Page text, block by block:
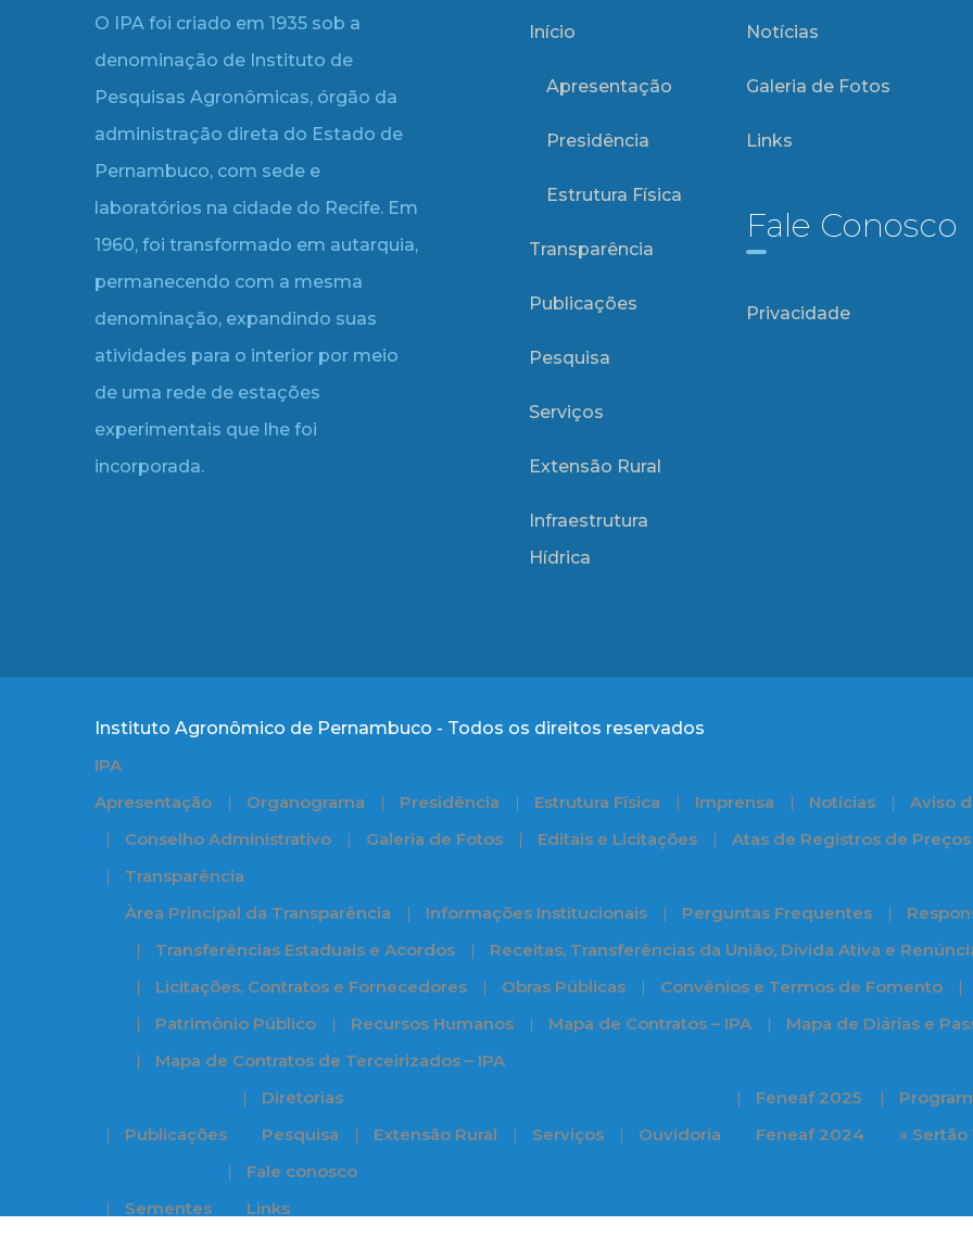
O IPA foi criado em 1935 sob a
denominação de Instituto de
Pesquisas Agronômicas, órgão da
administração direta do Estado de
Pernambuco, com sede e
laboratórios na cidade do Recife. Em
1960, foi transformado em autarquia,
permanecendo com a mesma
denominação, expandindo suas
atividades para o interior por meio
de uma rede de estações
experimentais que lhe foi
incorporada.
Início
Apresentação
Presidência
Estrutura Física
Transparência
Publicações
Pesquisa
Serviços
Extensão Rural
Infraestrutura
Hídrica
Notícias
Galeria de Fotos
Links
Fale Conosco
Privacidade
Instituto Agronômico de Pernambuco - Todos os direitos reservados
IPA
Apresentação
Organograma Presidência Estrutura Física Imprensa Notícias
Aviso
Conselho Administrativo
Galeria de Fotos Editais e Licitações Atas de Registros de Preços
Transparência
Àrea Principal da Transparência
Informações Institucionais Perguntas Frequentes
Transferências Estaduais e Acordos
Receitas, Transferências da União, Dívida Ativa e
Licitações, Contratos e Fornecedores
Obras Públicas Convênios e Termos de Fomento
Patrimônio Público
Recursos Humanos Mapa de Contratos – IPA
Mapa de Diárias e
Mapa de Contratos de Terceirizados – IPA
Publicações
Diretorias
Pesquisa
Extensão Rural Serviços Ouvidoria
Feneaf 2025
Feneaf 2024
» Sertão
Sementes
Fale conosco
Links